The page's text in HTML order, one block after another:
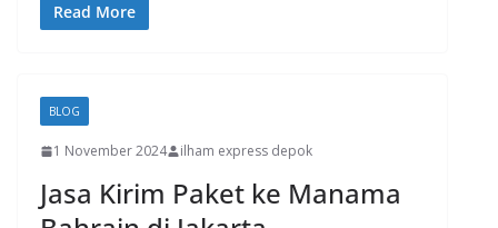
Read More
BLOG
1 November 2024 ilham express depok
Jasa Kirim Paket ke Manama